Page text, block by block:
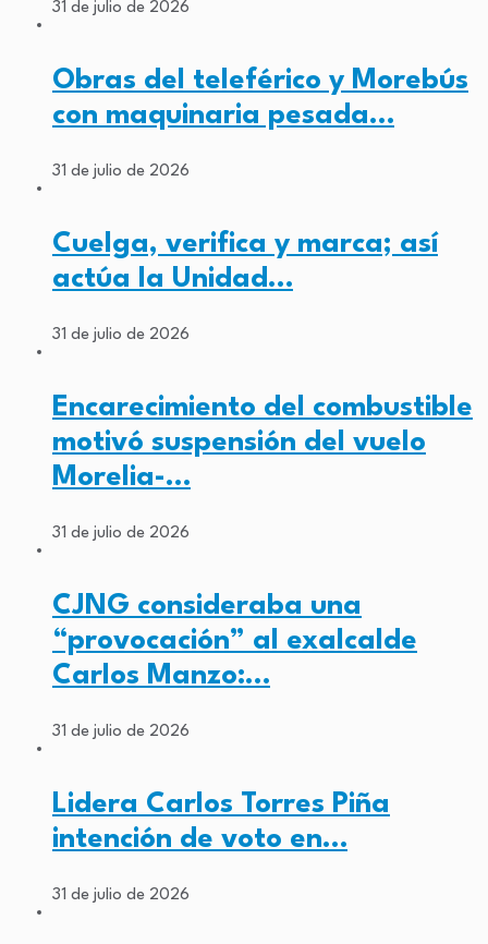
31 de julio de 2026
Obras del teleférico y Morebús
con maquinaria pesada…
31 de julio de 2026
Cuelga, verifica y marca; así
actúa la Unidad…
31 de julio de 2026
Encarecimiento del combustible
motivó suspensión del vuelo
Morelia-…
31 de julio de 2026
CJNG consideraba una
“provocación” al exalcalde
Carlos Manzo:…
31 de julio de 2026
Lidera Carlos Torres Piña
intención de voto en…
31 de julio de 2026